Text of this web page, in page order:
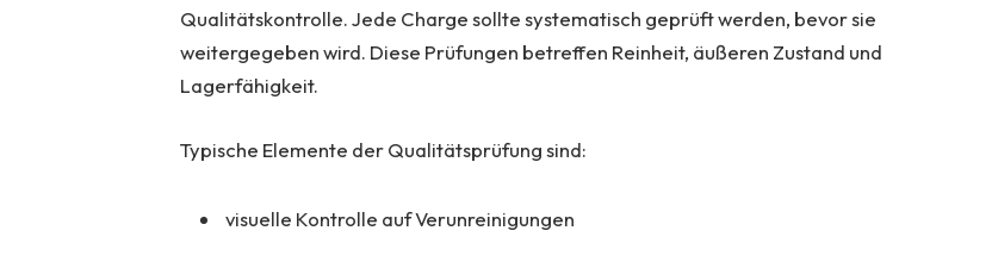
Qualitätskontrolle. Jede Charge sollte systematisch geprüft werden, bevor sie
weitergegeben wird. Diese Prüfungen betreffen Reinheit, äußeren Zustand und
Lagerfähigkeit.
Typische Elemente der Qualitätsprüfung sind:
visuelle Kontrolle auf Verunreinigungen